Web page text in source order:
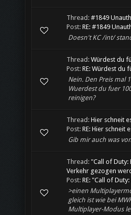
Thread: #1849
Post: RE: #1849
Doesn't KC /int/
Thread: Würdest du
Post: RE: Würdest du
Nein. Den Preis mal
Wuerdest du fuer
reinigen?
Thread: Hier schneit
Post: RE: Hier schneit
Gib mir auch was
Thread: "Call of Duty:
Verkehr gezogen
Post: RE: "Call of
>einen
gleich ist wie bei
Multiplayer-Modus